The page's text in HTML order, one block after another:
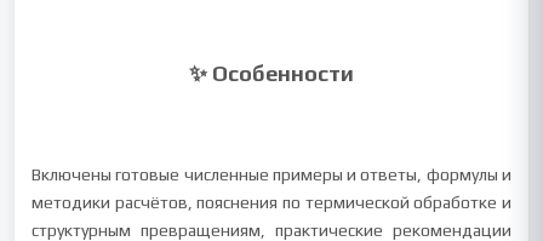
✨ Особенности
Включены готовые численные примеры и ответы, формулы и
методики расчётов, пояснения по термической обработке и
структурным превращениям, практические рекомендации